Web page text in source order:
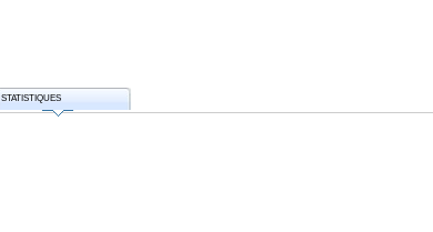
STATISTIQUES